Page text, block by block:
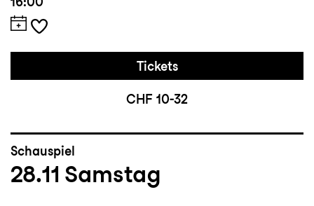
Tickets
CHF 10-32
Schauspiel
28.11 Samstag